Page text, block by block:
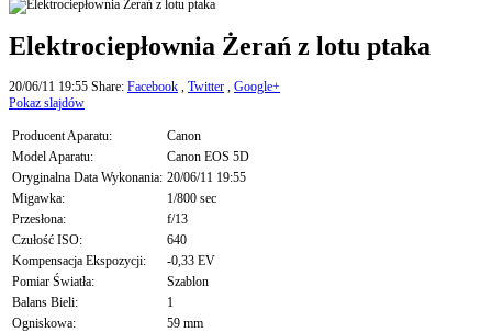
Elektrociepłownia Żerań z lotu ptaka
20/06/11 19:55 Share: Facebook , Twitter , Google+
Pokaz slajdów
Producent Aparatu:
Canon
Model Aparatu:
Canon EOS 5D
Oryginalna Data Wykonania: 20/06/11 19:55
Migawka:
1/800 sec
Przesłona:
f/13
Czułość ISO:
640
Kompensacja Ekspozycji:
-0,33 EV
Pomiar Światła:
Szablon
Balans Bieli:
1
Ogniskowa:
59 mm